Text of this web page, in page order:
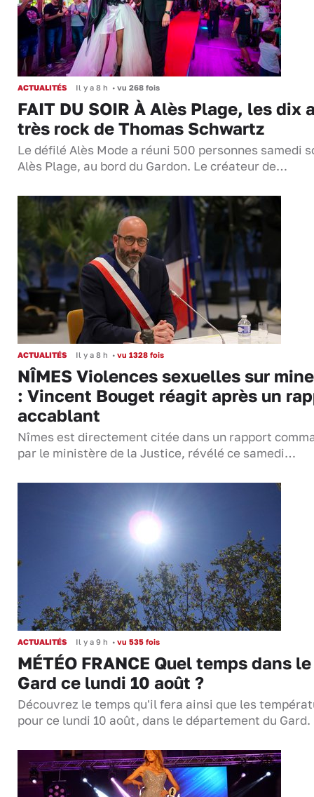
ACTUALITÉS Il y a 8 h • vu 268 fois
FAIT DU SOIR À Alès Plage, les dix
très rock de Thomas Schwartz
Le défilé Alès Mode a réuni 500 personnes samedi
Alès Plage, au bord du Gardon. Le créateur de…
ACTUALITÉS Il y a 8 h • vu 1328 fois
NÎMES Violences sexuelles sur
: Vincent Bouget réagit après un
accablant
Nîmes est directement citée dans un rapport
par le ministère de la Justice, révélé ce samedi…
ACTUALITÉS Il y a 9 h • vu 535 fois
MÉTÉO FRANCE Quel temps dans le
Gard ce lundi 10 août ?
Découvrez le temps qu'il fera ainsi que les
pour ce lundi 10 août, dans le département du Gard.